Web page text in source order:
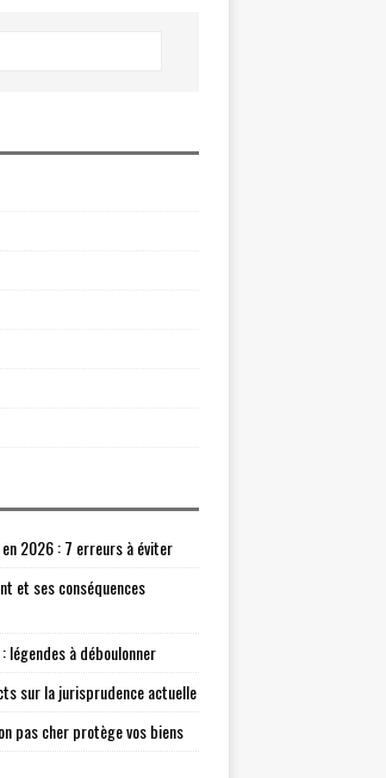
2026 : 7 erreurs à éviter
et ses conséquences
légendes à déboulonner
sur la jurisprudence actuelle
pas cher protège vos biens